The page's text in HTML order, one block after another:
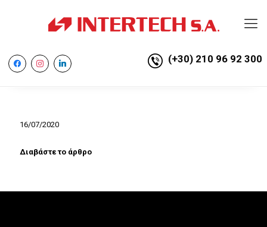
facebookinstagramlinkedin (+30) 210 96 92 300
16/07/2020
Διαβάστε το άρθρο